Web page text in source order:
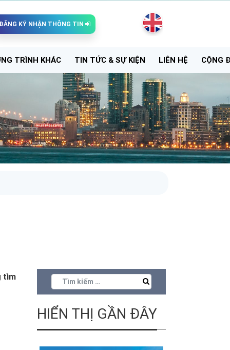
ĐĂNG KÝ NHẬN THÔNG TIN
TRÌNH KHÁC TIN TỨC & SỰ KIỆN LIÊN HỆ CỘNG
tìm
HIỂN THỊ GẦN ĐÂY